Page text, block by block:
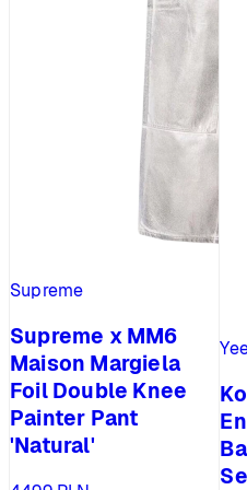
Supreme
Supreme x MM6
Maison Margiela
Foil Double Knee
Painter Pant
'Natural'